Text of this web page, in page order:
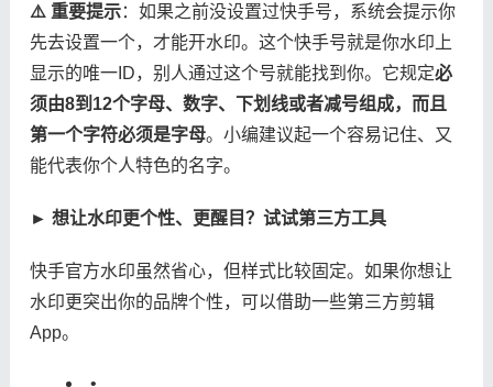
​⚠️ 重要提示​​：如果之前没设置过快手号，系统会提示你
先去设置一个，才能开水印。这个快手号就是你水印上
显示的唯一ID，别人通过这个号就能找到你。它规定​​必
须由8到12个字母、数字、下划线或者减号组成，而且
第一个字符必须是字母​​。小编建议起一个容易记住、又
能代表你个人特色的名字。
​► 想让水印更个性、更醒目？试试第三方工具​
快手官方水印虽然省心，但样式比较固定。如果你想让
水印更突出你的品牌个性，可以借助一些第三方剪辑
App。
•